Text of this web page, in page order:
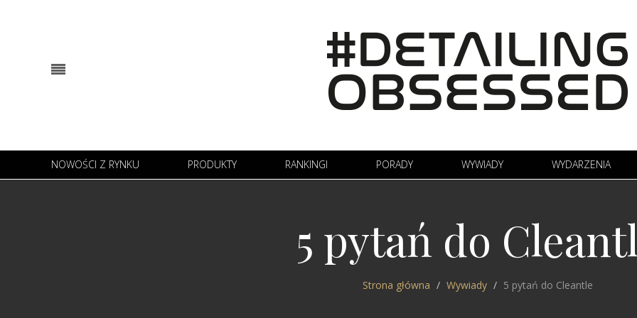
NOWOŚCI Z RYNKU PRODUKTY RANKINGI PORADY WYWIADY WYDARZENIA
5 pytań do
Strona główna Wywiady 5 pytań do Cleantle